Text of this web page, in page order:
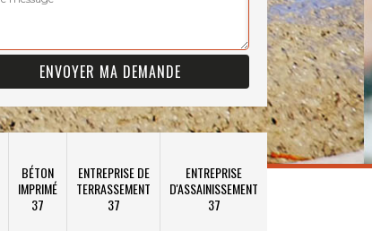
BÉTON
IMPRIMÉ
37
ENTREPRISE DE
TERRASSEMENT
37
ENTREPRISE
D'ASSAINISSEMENT
37